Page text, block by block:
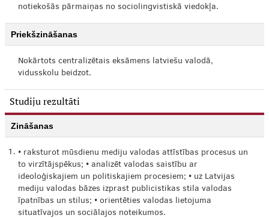
notiekošās pārmaiņas no sociolingvistiskā viedokļa.
Priekšzināšanas
Nokārtots centralizētais eksāmens latviešu valodā,
vidusskolu beidzot.
Studiju rezultāti
Zināšanas
1. • raksturot mūsdienu mediju valodas attīstības procesus un
to virzītājspēkus; • analizēt valodas saistību ar
ideoloģiskajiem un politiskajiem procesiem; • uz Latvijas
mediju valodas bāzes izprast publicistikas stila valodas
īpatnības un stilus; • orientēties valodas lietojuma
situatīvajos un sociālajos noteikumos.